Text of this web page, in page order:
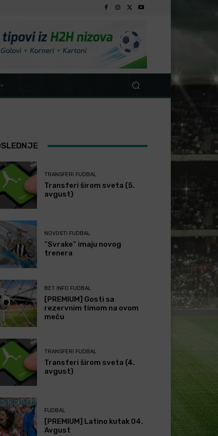
TRANSFERI FUDBAL
Transferi širom sveta (5.
avgust)
NOVOSTI FUDBAL
“Svrake” imaju novog
trenera
BET INFO FUDBAL
[PREMIUM] Gosti sa
rezervnim timom na ovom
meču
TRANSFERI FUDBAL
Transferi širom sveta (4.
avgust)
FUDBAL
[PREMIUM] Latino kutak 04.
Avgust